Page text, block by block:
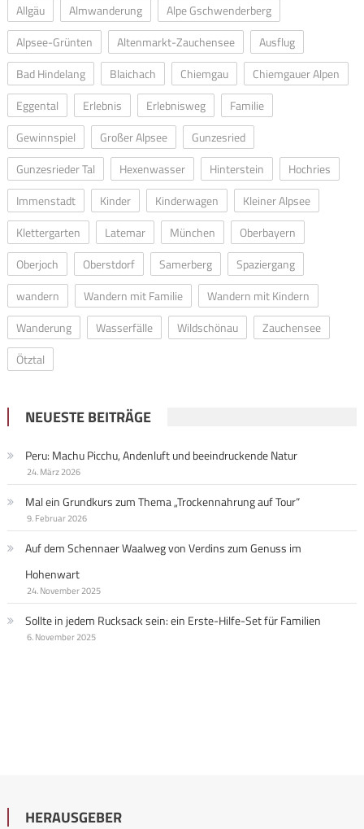
Allgäu
Almwanderung
Alpe Gschwenderberg
Alpsee-Grünten
Altenmarkt-Zauchensee
Ausflug
Bad Hindelang
Blaichach Chiemgau
Chiemgauer Alpen
Eggental
Erlebnis Erlebnisweg
Familie
Gewinnspiel
Großer Alpsee
Gunzesried
Gunzesrieder Tal
Hexenwasser Hinterstein
Hochries
Immenstadt
Kinder Kinderwagen
Kleiner Alpsee
Klettergarten
Latemar München
Oberbayern
Oberjoch
Oberstdorf Samerberg
Spaziergang
wandern
Wandern mit Familie
Wandern mit Kindern
Wanderung
Wasserfälle Wildschönau
Zauchensee
Ötztal
NEUESTE BEITRÄGE
Peru: Machu Picchu, Andenluft und beeindruckende Natur
24. März 2026
Mal ein Grundkurs zum Thema „Trockennahrung auf Tour“
9. Februar 2026
Auf dem Schennaer Waalweg von Verdins zum Genuss im
Hohenwart
24. November 2025
Sollte in jedem Rucksack sein: ein Erste-Hilfe-Set für Familien
6. November 2025
HERAUSGEBER